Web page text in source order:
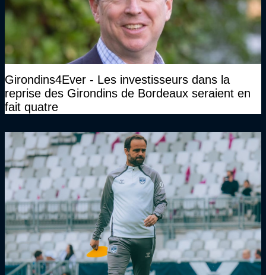
Girondins4Ever - Les investisseurs dans la
reprise des Girondins de Bordeaux seraient en
fait quatre